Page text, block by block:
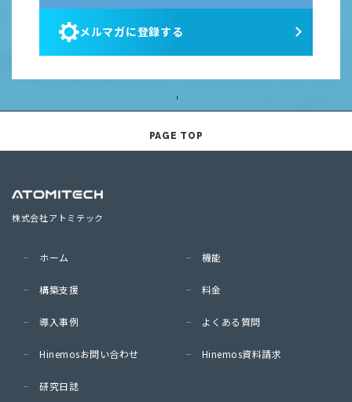
メルマガに登録する
PAGE TOP
株式会社アトミテック
ホーム 機能
構築支援 料金
導入事例 よくある質問
Hinemosお問い合わせ Hinemos資料請求
研究日誌